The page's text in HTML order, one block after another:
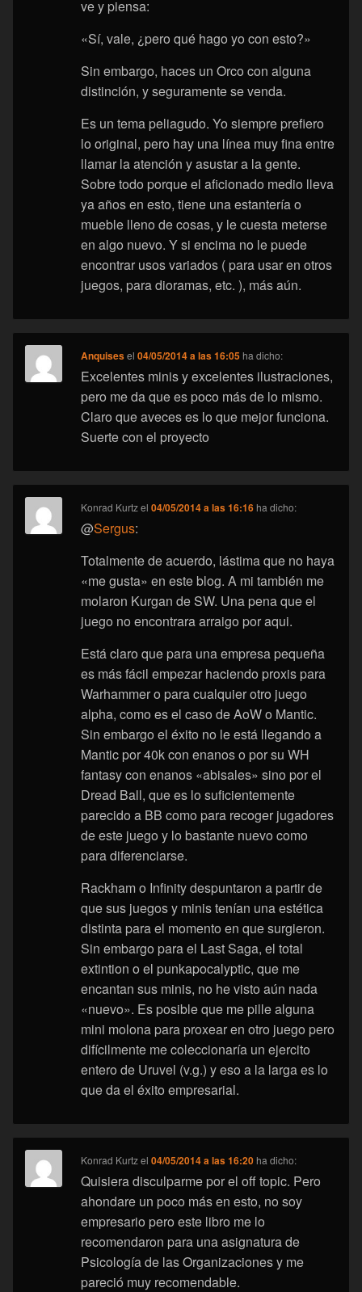
ve y piensa:
«Sí, vale, ¿pero qué hago yo con esto?»
Sin embargo, haces un Orco con alguna
distinción, y seguramente se venda.
Es un tema peliagudo. Yo siempre prefiero
lo original, pero hay una línea muy fina entre
llamar la atención y asustar a la gente.
Sobre todo porque el aficionado medio lleva
ya años en esto, tiene una estantería o
mueble lleno de cosas, y le cuesta meterse
en algo nuevo. Y si encima no le puede
encontrar usos variados ( para usar en otros
juegos, para dioramas, etc. ), más aún.
Anquisesel04/05/2014 a las 16:05 ha dicho:
Excelentes minis y excelentes ilustraciones,
pero me da que es poco más de lo mismo.
Claro que aveces es lo que mejor funciona.
Suerte con el proyecto
Konrad Kurtzel04/05/2014 a las 16:16 ha dicho:
@Sergus:
Totalmente de acuerdo, lástima que no haya
«me gusta» en este blog. A mi también me
molaron Kurgan de SW. Una pena que el
juego no encontrara arraigo por aqui.
Está claro que para una empresa pequeña
es más fácil empezar haciendo proxis para
Warhammer o para cualquier otro juego
alpha, como es el caso de AoW o Mantic.
Sin embargo el éxito no le está llegando a
Mantic por 40k con enanos o por su WH
fantasy con enanos «abisales» sino por el
Dread Ball, que es lo suficientemente
parecido a BB como para recoger jugadores
de este juego y lo bastante nuevo como
para diferenciarse.
Rackham o Infinity despuntaron a partir de
que sus juegos y minis tenían una estética
distinta para el momento en que surgieron.
Sin embargo para el Last Saga, el total
extintion o el punkapocalyptic, que me
encantan sus minis, no he visto aún nada
«nuevo». Es posible que me pille alguna
mini molona para proxear en otro juego pero
difícilmente me coleccionaría un ejercito
entero de Uruvel (v.g.) y eso a la larga es lo
que da el éxito empresarial.
Konrad Kurtzel04/05/2014 a las 16:20 ha dicho:
Quisiera disculparme por el off topic. Pero
ahondare un poco más en esto, no soy
empresario pero este libro me lo
recomendaron para una asignatura de
Psicología de las Organizaciones y me
pareció muy recomendable.